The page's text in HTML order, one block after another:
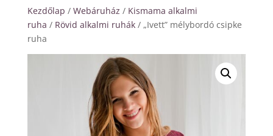
Kezdőlap / Webáruház / Kismama alkalmi
ruha / Rövid alkalmi ruhák/ „Ivett” mélybordó csipke
ruha